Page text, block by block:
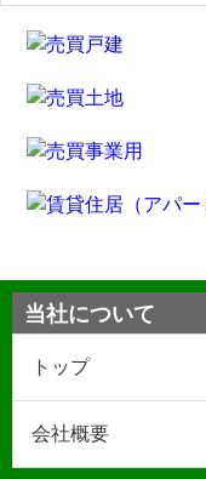
当社について
トップ
会社概要